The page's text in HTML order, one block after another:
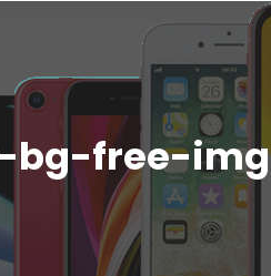
bg-free-img